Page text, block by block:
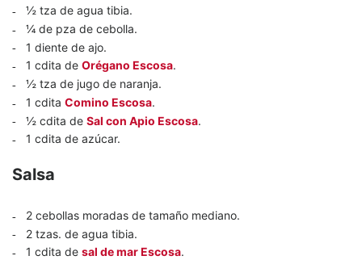
½ tza de agua tibia.
¼ de pza de cebolla.
1 diente de ajo.
1 cdita de Orégano Escosa.
½ tza de jugo de naranja.
1 cdita Comino Escosa.
½ cdita de Sal con Apio Escosa.
1 cdita de azúcar.
Salsa
2 cebollas moradas de tamaño mediano.
2 tzas. de agua tibia.
1 cdita de sal de mar Escosa.